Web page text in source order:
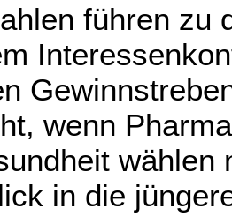
führen zu
wenn
wählen
in die